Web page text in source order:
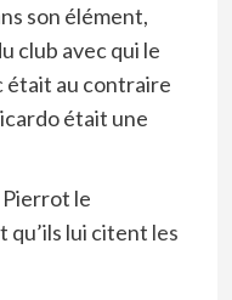
son élément,
club avec qui le
était au contraire
était une
Pierrot le
qu’ils lui citent les